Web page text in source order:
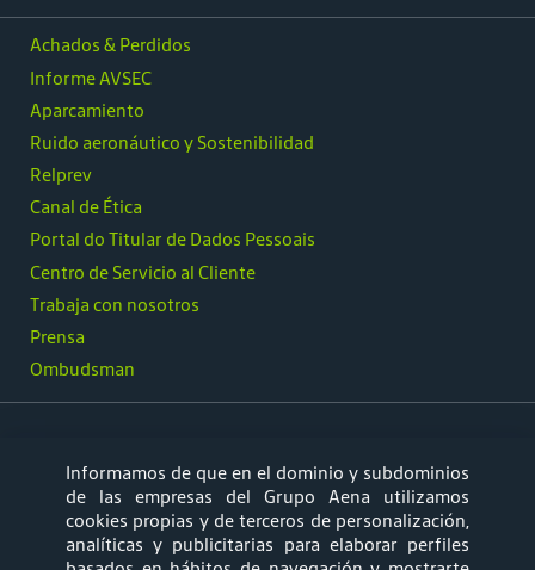
Ombudsman
Achados & Perdidos
Informe AVSEC
Aparcamiento
Ruido aeronáutico y Sostenibilidad
Relprev
Canal de Ética
Portal do Titular de Dados Pessoais
Centro de Servicio al Cliente
Trabaja con nosotros
Prensa
síguenos
Informamos de que en el dominio y subdominios
de las empresas del Grupo Aena utilizamos
cookies propias y de terceros de personalización,
analíticas y publicitarias para elaborar perfiles